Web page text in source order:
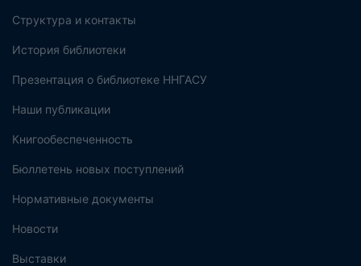
Структура и контакты
История библиотеки
Презентация о библиотеке ННГАСУ
Наши публикации
Книгообеспеченность
Бюллетень новых поступлений
Нормативные документы
Новости
Выставки